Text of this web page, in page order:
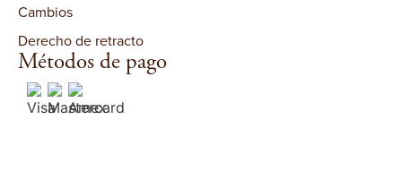
Cambios
Derecho de retracto
Métodos de pago